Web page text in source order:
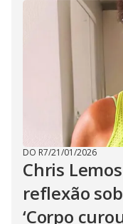
DO R7/21/01/2026
Chris
reflexão
‘Corpo